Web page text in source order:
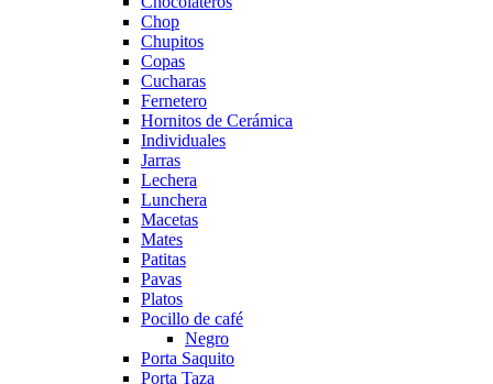
Chop
Chupitos
Copas
Cucharas
Fernetero
Hornitos de Cerámica
Individuales
Jarras
Lechera
Lunchera
Macetas
Mates
Patitas
Pavas
Platos
Pocillo de café
Negro
Porta Saquito
Porta Taza